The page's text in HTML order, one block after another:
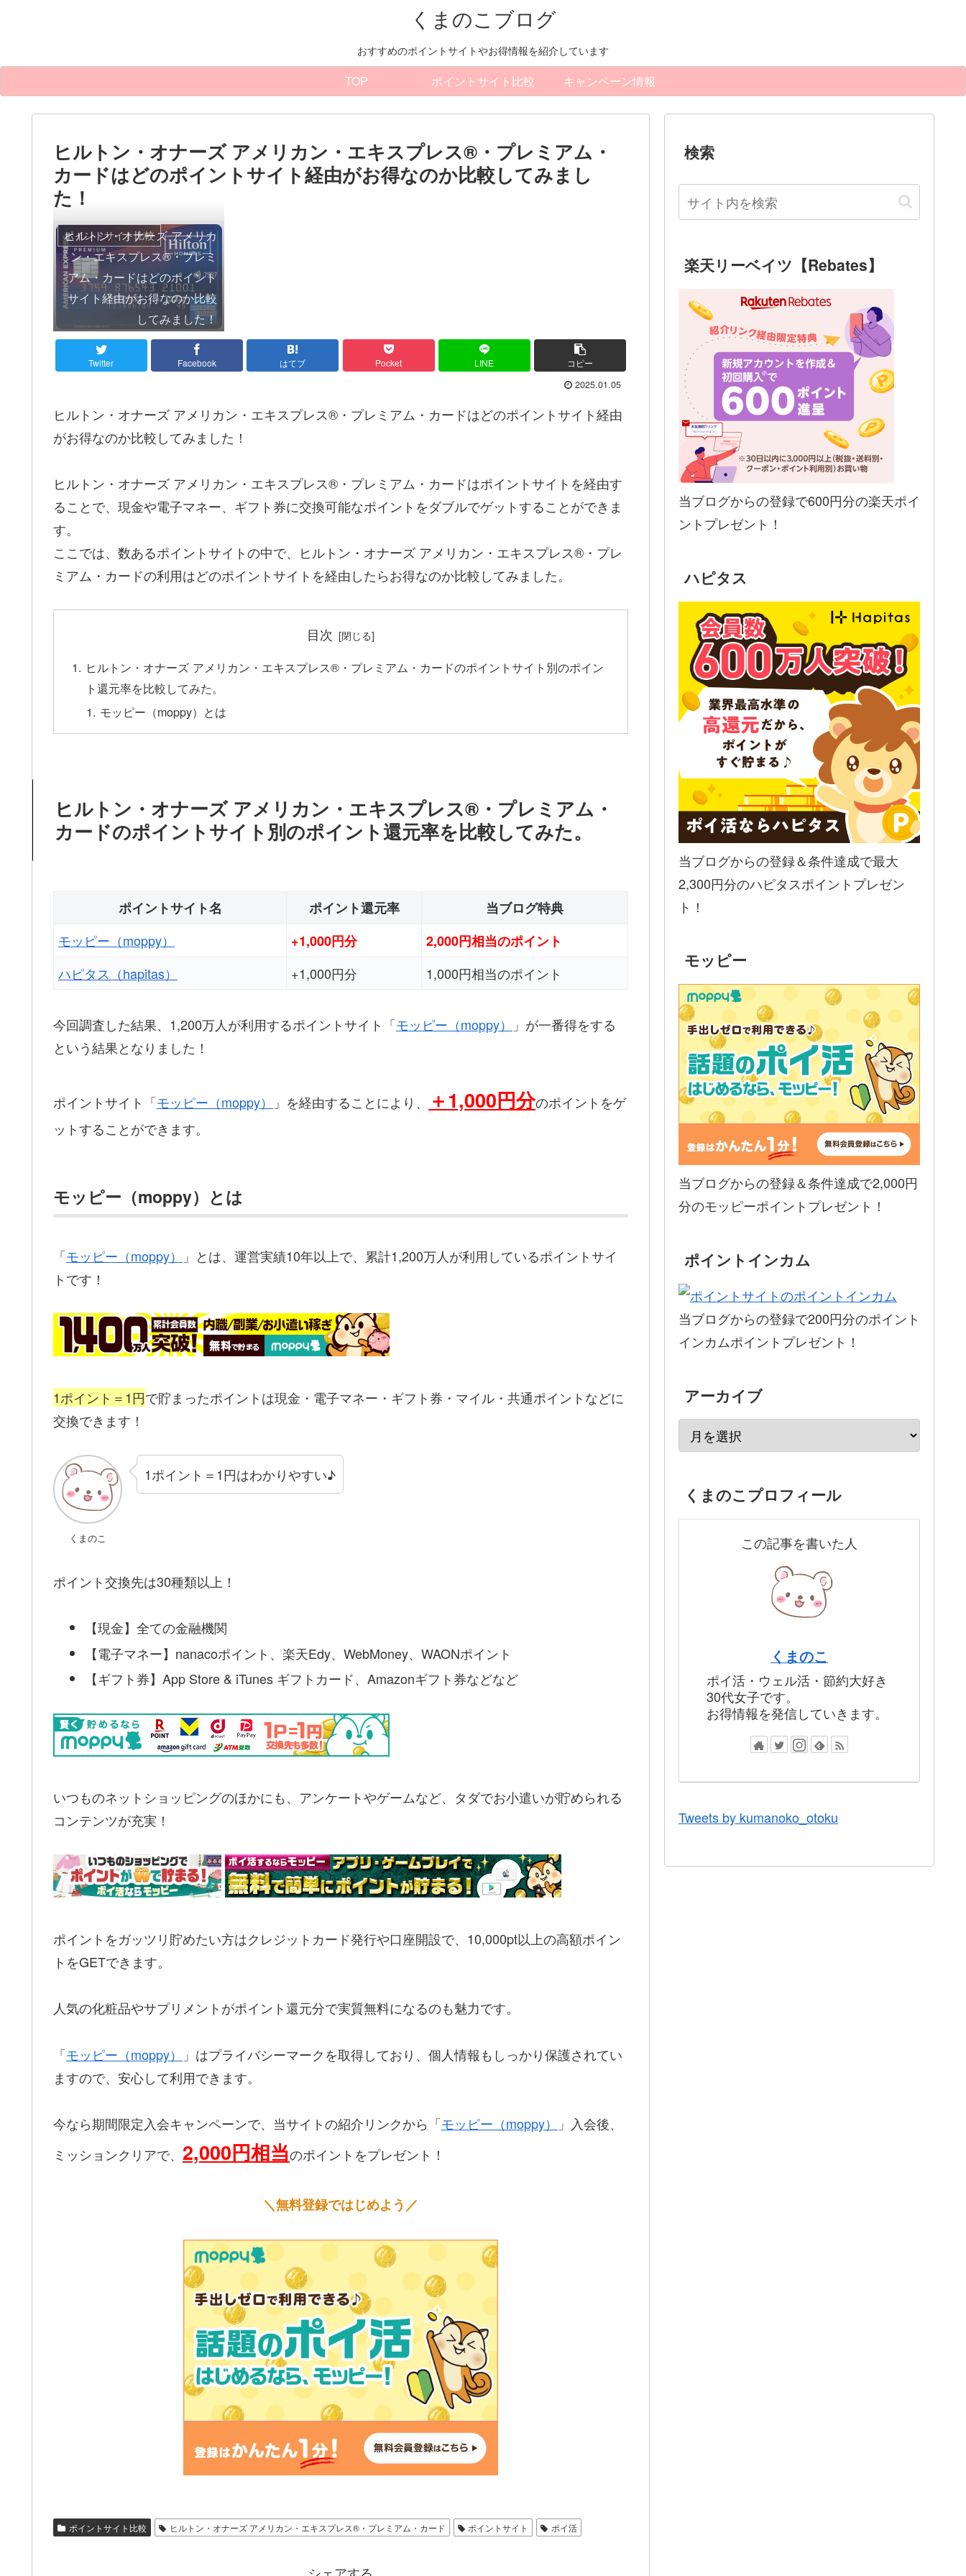
くまのこブログ
おすすめのポイントサイトやお得情報を紹介しています
TOP ポイントサイト比較 キャンペーン情報
ヒルトン・オナーズ アメリカン・エキスプレス®・プレミアム・
カードはどのポイントサイト経由がお得なのか比較してみまし
た！
ポイントサイト比較
ヒルトン・オナーズ アメリカ
ン・エキスプレス®・プレミ
アム・カードはどのポイント
サイト経由がお得なのか比較
してみました！
Twitter Facebook はてブ Pocket LINE コピー
2025.01.05
ヒルトン・オナーズ アメリカン・エキスプレス®・プレミアム・カードはどのポイントサイト経由
がお得なのか比較してみました！
ヒルトン・オナーズ アメリカン・エキスプレス®・プレミアム・カードはポイントサイトを経由す
ることで、現金や電子マネー、ギフト券に交換可能なポイントをダブルでゲットすることができま
す。
ここでは、数あるポイントサイトの中で、ヒルトン・オナーズ アメリカン・エキスプレス®・プレ
ミアム・カードの利用はどのポイントサイトを経由したらお得なのか比較してみました。
目次
ヒルトン・オナーズ アメリカン・エキスプレス®・プレミアム・カードのポイントサイト別のポイン
ト還元率を比較してみた。
モッピー（moppy）とは
ヒルトン・オナーズ アメリカン・エキスプレス®・プレミアム・
カードのポイントサイト別のポイント還元率を比較してみた。
ポイントサイト名 ポイント還元率
当ブログ特典
モッピー（moppy）
+1,000円分
2,000円相当のポイント
ハピタス（hapitas）
+1,000円分 1,000円相当のポイント
今回調査した結果、1,200万人が利用するポイントサイト「モッピー（moppy）
」が一番得をする
という結果となりました！
ポイントサイト「モッピー（moppy） 」を経由することにより、 ＋1,000円分のポイントをゲ
ットすることができます。
モッピー（moppy）とは
「モッピー（moppy）
」とは、運営実績10年以上で、累計1,200万人が利用しているポイントサイ
トです！
1ポイント＝1円で貯まったポイントは現金・電子マネー・ギフト券・マイル・共通ポイントなどに
交換できます！
くまのこ
1ポイント＝1円はわかりやすい♪
ポイント交換先は30種類以上！
【現金】全ての金融機関
【電子マネー】nanacoポイント、楽天Edy、WebMoney、WAONポイント
【ギフト券】App Store & iTunes ギフトカード、Amazonギフト券などなど
いつものネットショッピングのほかにも、アンケートやゲームなど、タダでお小遣いが貯められる
コンテンツが充実！
ポイントをガッツリ貯めたい方はクレジットカード発行や口座開設で、10,000pt以上の高額ポイン
トをGETできます。
人気の化粧品やサプリメントがポイント還元分で実質無料になるのも魅力です。
「モッピー（moppy）
」はプライバシーマークを取得しており、個人情報もしっかり保護されてい
ますので、安心して利用できます。
今なら期間限定入会キャンペーンで、当サイトの紹介リンクから「モッピー（moppy）
」入会後、
ミッションクリアで、 2,000円相当のポイントをプレゼント！
＼無料登録ではじめよう／
ポイントサイト比較 ヒルトン・オナーズ アメリカン・エキスプレス®・プレミアム・カード ポイントサイト ポイ活
検索
楽天リーベイツ【Rebates】
当ブログからの登録で600円分の楽天ポイ
ントプレゼント！
ハピタス
当ブログからの登録＆条件達成で最大
2,300円分のハピタスポイントプレゼン
ト！
モッピー
当ブログからの登録＆条件達成で2,000円
分のモッピーポイントプレゼント！
ポイントインカム
当ブログからの登録で200円分のポイント
インカムポイントプレゼント！
アーカイブ
くまのこプロフィール
この記事を書いた人
くまのこ
ポイ活・ウェル活・節約大好き
30代女子です。
お得情報を発信していきます。
Tweets by kumanoko_otoku